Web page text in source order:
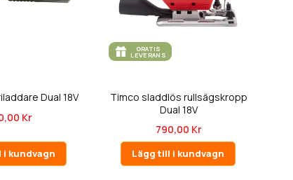
Dual 18V
Kr
i kundvagn
GRATIS
LEVERANS
Timco sladdlös rullsägskropp
Dual 18V
790,00 Kr
Lägg till i kundvagn